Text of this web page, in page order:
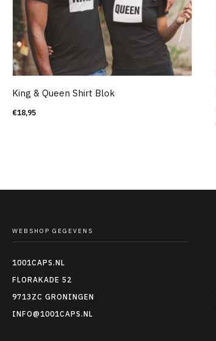
King & Queen Shirt Blok
€18,95
WEBSHOP GEGEVENS
1001CAPS.NL
FLORAKADE 52
9713ZC GRONINGEN
INFO@1001CAPS.NL